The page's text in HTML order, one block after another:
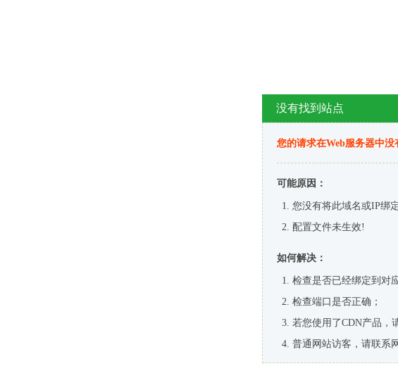
没有找到站点
您的请求在Web服务器中没
可能原因：
您没有将此域名或IP绑
配置文件未生效!
如何解决：
检查是否已经绑定到对
检查端口是否正确；
若您使用了CDN产品，
普通网站访客，请联系